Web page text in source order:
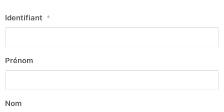
Identifiant *
Prénom
Nom